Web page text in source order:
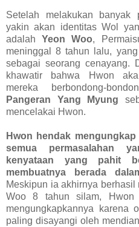
Setelah melakukan banyak
yakin akan identitas Wol
adalahYeon Woo,
meninggal 8 tahun lalu,
sebagai seorang cenayang.
khawatir bahwa Hwon
mereka berbondong-
Pangeran Yang Myung
mencelakai Hwon.
Hwon hendak
semua permasalahan
kenyataan yang pahit
membuatnya berada
Meskipun ia akhirnya
Woo 8 tahun silam, Hwon
mengungkapkannya karena
paling disayangi oleh